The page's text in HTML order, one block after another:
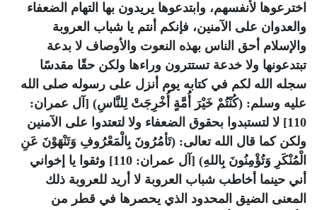
اخترعوها لأنفسهم، وابتدعوها يريدون بها التهام الضعفاء
والعدوان على الآمنين، فإنكم أنتم يا شباب العروبة
والإسلام أحق الناس بهذه النعوت والأوصاف لا بدعة
تبتدعونها ولا خدعة تستترون وراءها ولكن حقًا مقدسًا
سجله الله لكم في كتابه يوم أنزل على رسوله صلى الله
عليه وسلم: (كُنْتُمْ خَيْرَ أُمَّةٍ أُخْرِجَتْ لِلنَّاسِ) [آل عمران:
110] لا لتستبدوا بحقوق الضعفاء ولا لتعتدوا على الآمنين
ولكن كما قال الله تعالى: (تَأمُرُونَ بِالْمَعْرُوفِ وَتَنْهَوْنَ عَنِ
الْمُنْكَرِ وَتُؤْمِنُونَ بِاللهِ) [آل عمران: 110] وثقوا يا إخواني
أني حينما أخاطب شباب العروبة لا أريد للعروبة ذلك
المعنى الضيق المحدود الذي يحصرها في قطر من